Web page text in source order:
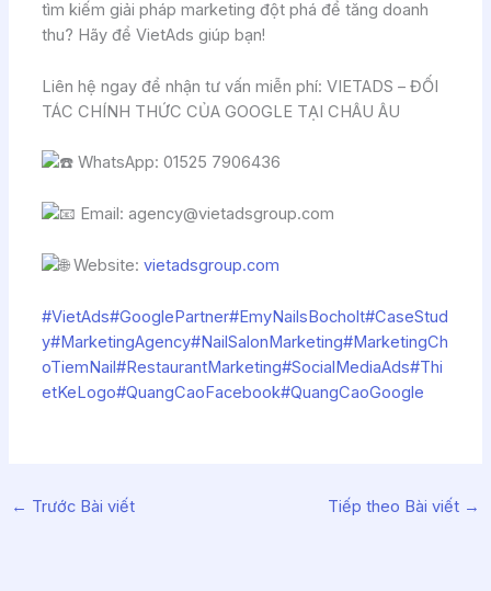
tìm kiếm giải pháp marketing đột phá để tăng doanh
thu? Hãy để VietAds giúp bạn!
Liên hệ ngay để nhận tư vấn miễn phí: VIETADS – ĐỐI
TÁC CHÍNH THỨC CỦA GOOGLE TẠI CHÂU ÂU
WhatsApp: 01525 7906436
Email: agency@vietadsgroup.com
Website: vietadsgroup.com
#VietAds#GooglePartner#EmyNailsBocholt#CaseStud
y#MarketingAgency#NailSalonMarketing#MarketingCh
oTiemNail#RestaurantMarketing#SocialMediaAds#Thi
etKeLogo#QuangCaoFacebook#QuangCaoGoogle
← Trước Bài viết Tiếp theo Bài viết →